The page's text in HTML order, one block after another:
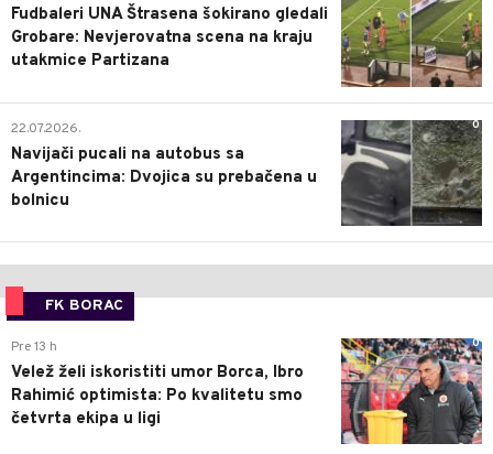
Fudbaleri UNA Štrasena šokirano gledali
Grobare: Nevjerovatna scena na kraju
utakmice Partizana
0
22.07.2026.
Navijači pucali na autobus sa
Argentincima: Dvojica su prebačena u
bolnicu
FK BORAC
0
Pre 13 h
Velež želi iskoristiti umor Borca, Ibro
Rahimić optimista: Po kvalitetu smo
četvrta ekipa u ligi